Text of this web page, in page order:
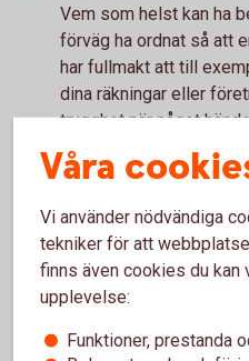
Vem som helst kan ha
förväg ha ordnat så att
har fullmakt att till
dina räkningar eller
trygghet när något
Det här kan vi
Spara
Se hur du kan fortsätt
Våra
Vi använder nödvändiga
tekniker för att
finns även cookies du kan
upplevelse:
Funktioner, prestanda